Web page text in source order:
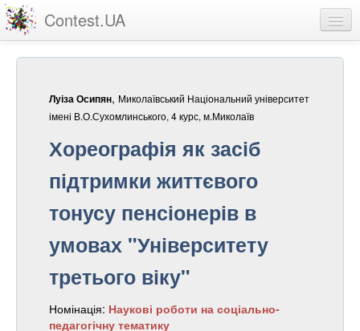
Contest.UA
Статистика
Про проект
реєстрація
Луіза Осипян, Миколаївський Національний університет
імені В.О.Сухомлинського, 4 курс, м.Миколаїв
Хореографія як засіб
підтримки життєвого
тонусу пенсіонерів в
умовах "Університету
третього віку"
Номінація: Наукові роботи на соціально-
педагогічну тематику